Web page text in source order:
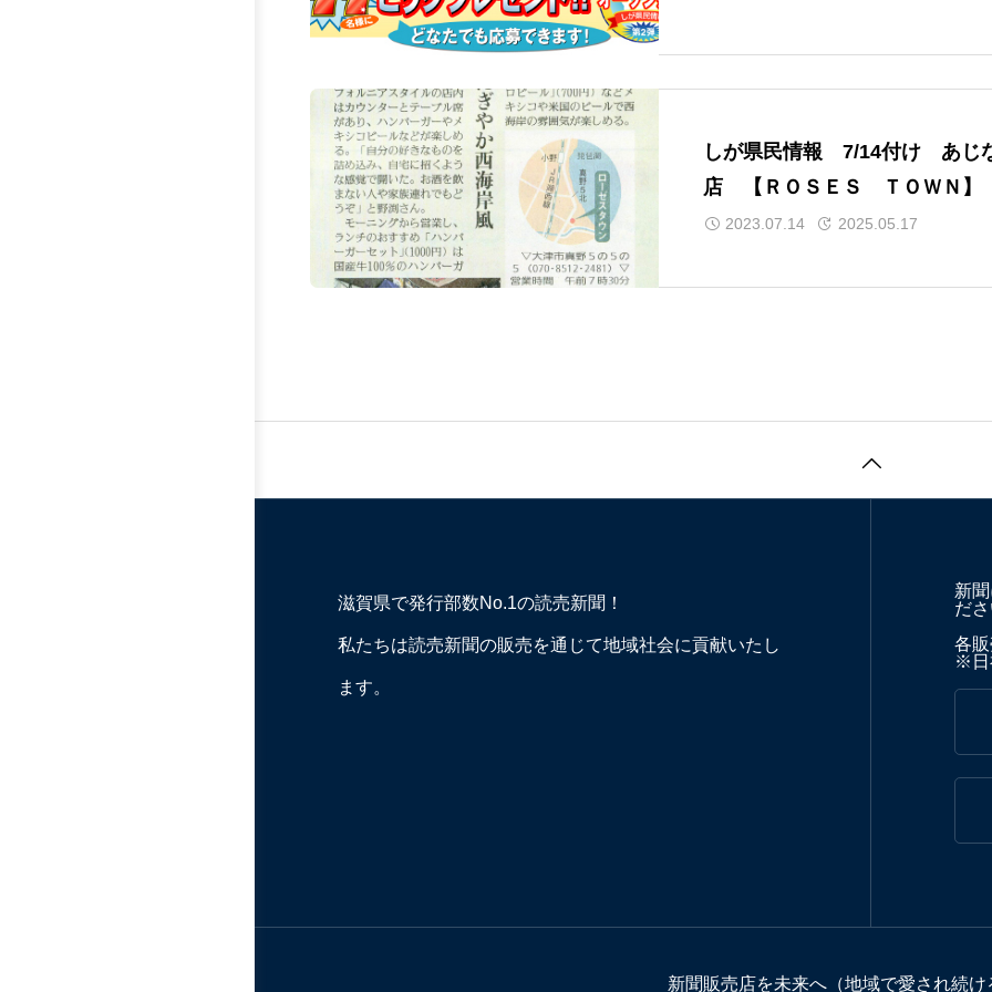
しが県民情報 7/14付け あじ
店 【ＲＯＳＥＳ ＴＯＷＮ】
2023.07.14 2025.05.17
滋賀県で発行部数No.1の読売新聞！
私たちは読売新聞の販売を通じて地域社会に貢献いたし
ます。
新
だ
各
※日
新聞販売店を未来へ（地域で愛され続け